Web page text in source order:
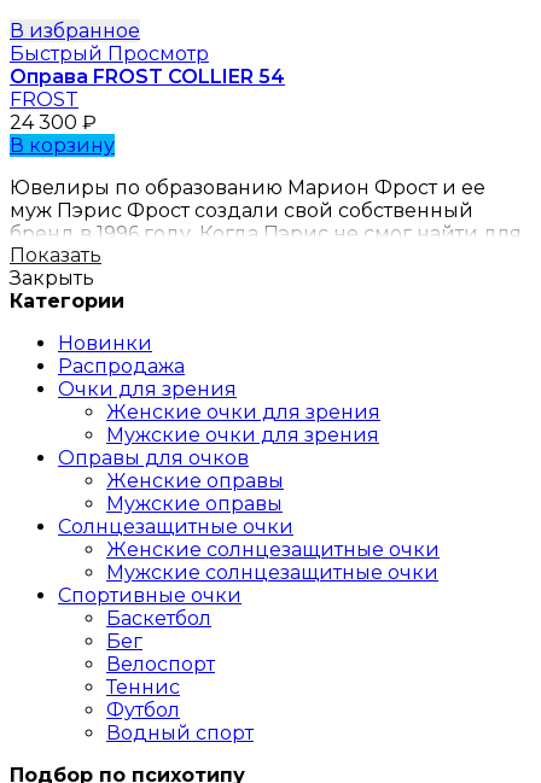
В избранное
Быстрый Просмотр
Оправа FROST COLLIER 54
FROST
24 300 ₽
В корзину
Ювелиры по образованию Марион Фрост и ее
муж Пэрис Фрост создали свой собственный
бренд в 1996 году. Когда Пэрис не смог найти для
себя модные очки, Марион сама разработала их
для своего мужа, и таким образом родилась идея
создания уникальной коллекции очков.
Хотя завод, расположенный в немецком Засбахе,
очень небольшой, бренд представлен в
магазинах более чем 40 стран. В какой то момент
встал вопрос об увеличении производственных
мощностей, но понимая риск утратить качество, и
было решено сохранить производство в
Германии, и придерживаться того уровня
качества, к которому уже привыкли поклонники
марки.
У коллекции FROST истинно немецкие корни. Их
стиль очень специфичный. Используется много
необычных технических решений и ярких
материалов. Эти очки нравятся уверенным в себе
людям, которые имеют собственное мнение, и не
боятся его высказывать.
Показать
Закрыть
Категории
Новинки
Распродажа
Очки для зрения
Женские очки для зрения
Мужские очки для зрения
Оправы для очков
Женские оправы
Мужские оправы
Солнцезащитные очки
Женские солнцезащитные очки
Мужские солнцезащитные очки
Спортивные очки
Баскетбол
Бег
Велоспорт
Теннис
Футбол
Водный спорт
Подбор по психотипу